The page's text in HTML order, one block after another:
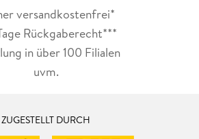
versandkostenfrei*
Rückgaberecht***
in über 100 Filialen
uvm.
ZUGESTELLT DURCH